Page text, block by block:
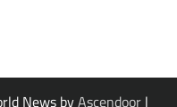
News byAscendoor |